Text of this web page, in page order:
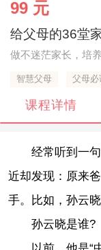
99 元
给父母的36堂
做不迷茫家长，培
智慧父母 父母必
课程详情
经常听到一句
近却发现：原来
手。比如，孙云晓
孙云晓是谁?